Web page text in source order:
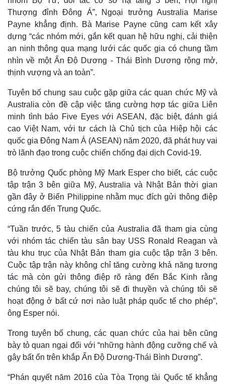
Thế giới
Cuộc sống đó đây
Hồ sơ
Multimedia
Ảnh
E-Magazine
Infographic
Thượng đỉnh Đông Á”, Ngoại trưởng Australia Marise
Payne khẳng định. Bà Marise Payne cũng cam kết xây
dựng “các nhóm mới, gắn kết quan hệ hữu nghị, cải thiện
an ninh thông qua mạng lưới các quốc gia có chung tầm
nhìn về một Ấn Độ Dương - Thái Bình Dương rộng mở,
thịnh vượng và an toàn”.
Tuyên bố chung sau cuộc gặp giữa các quan chức Mỹ và
Australia còn đề cập việc tăng cường hợp tác giữa Liên
minh tình báo Five Eyes với ASEAN, đặc biệt, đánh giá
cao Việt Nam, với tư cách là Chủ tịch của Hiệp hội các
quốc gia Đông Nam Á (ASEAN) năm 2020, đã phát huy vai
trò lãnh đạo trong cuộc chiến chống đại dịch Covid-19.
Bộ trưởng Quốc phòng Mỹ Mark Esper cho biết, các cuộc
tập trận 3 bên giữa Mỹ, Australia và Nhật Bản thời gian
gần đây ở Biển Philippine nhằm mục đích gửi thông điệp
cứng rắn đến Trung Quốc.
“Tuần trước, 5 tàu chiến của Australia đã tham gia cùng
với nhóm tác chiến tàu sân bay USS Ronald Reagan và
tàu khu trục của Nhật Bản tham gia cuộc tập trận 3 bên.
Cuộc tập trận này không chỉ tăng cường khả năng tương
tác mà còn gửi thông điệp rõ ràng đến Bắc Kinh rằng
chúng tôi sẽ bay, chúng tôi sẽ đi thuyền và chúng tôi sẽ
hoạt động ở bất cứ nơi nào luật pháp quốc tế cho phép”,
ông Esper nói.
Trong tuyên bố chung, các quan chức của hai bên cũng
bày tỏ quan ngại đối với “những hành động cưỡng chế và
gây bất ổn trên khắp Ấn Độ Dương-Thái Bình Dương”.
“Phán quyết năm 2016 của Tòa Trọng tài Quốc tế khẳng